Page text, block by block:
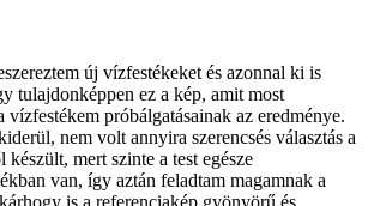
új vízfestékeket és azonnal ki is
tulajdonképpen ez a kép, amit most
vízfestékem próbálgatásainak az eredménye.
nem volt annyira szerencsés választás a
mert szinte a test egésze
van, így aztán feladtam magamnak a
is a referenciakép gyönyörű és